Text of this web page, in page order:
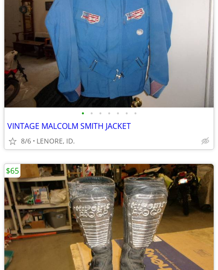
• • • • • • •
VINTAGE MALCOLM SMITH JACKET
8/6 LENORE, ID.
$65